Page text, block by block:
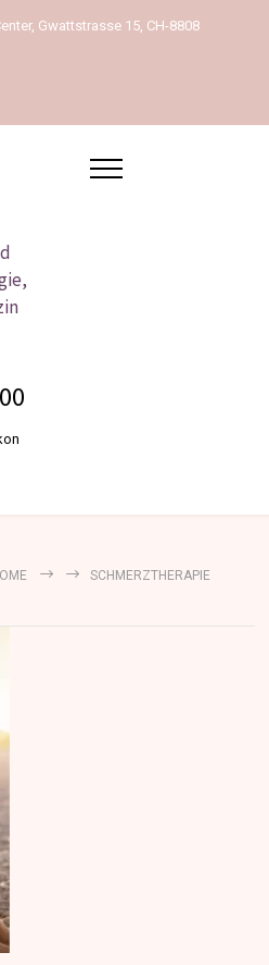
Gwattstrasse 15, CH-8808
SCHMERZTHERAPIE